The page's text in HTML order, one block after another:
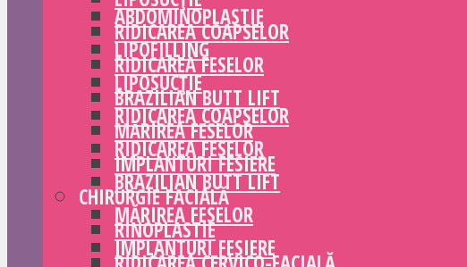
RIDICAREA COAPSELOR
RIDICAREA FESELOR
BRAZILIAN BUTT LIFT
MĂRIREA FESELOR
IMPLANTURI FESIERE
CHIRURGIE FACIALĂ
RINOPLASTIE
ABDOMINOPLASTIE
LIPOFILLING
LIPOSUCȚIE
RIDICAREA COAPSELOR
RIDICAREA FESELOR
BRAZILIAN BUTT LIFT
MĂRIREA FESELOR
IMPLANTURI FESIERE